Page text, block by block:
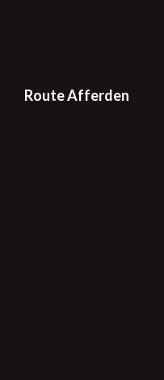
Route Afferden